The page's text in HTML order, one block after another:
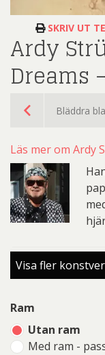
SKRIV UT
Ardy
Dreams
Bläddra
Läs mer om Ardy
Visa fler
Ram
Utan ram
Med ram -